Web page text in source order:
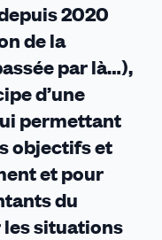
2020
de la
par là…),
d’une
permettant
objectifs et
et pour
du
situations